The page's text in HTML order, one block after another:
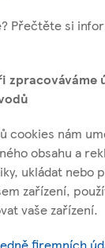
y
u
Přečtěte si
zpracováváme
cookies nám
obsahu a
ukládat nebo
zařízení,
vaše zařízení.